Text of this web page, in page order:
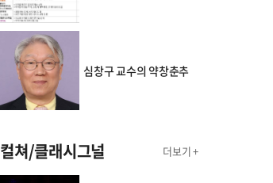
심창구 교수의 약창춘추
컬쳐/클래시그널 더보기 +